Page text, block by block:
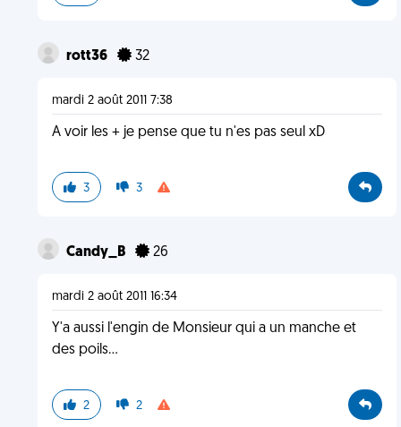
rott36 32
mardi 2 août 2011 7:38
A voir les + je pense que tu n'es pas seul xD
3 3
Candy_B 26
mardi 2 août 2011 16:34
Y'a aussi l'engin de Monsieur qui a un manche et
des poils...
2 2